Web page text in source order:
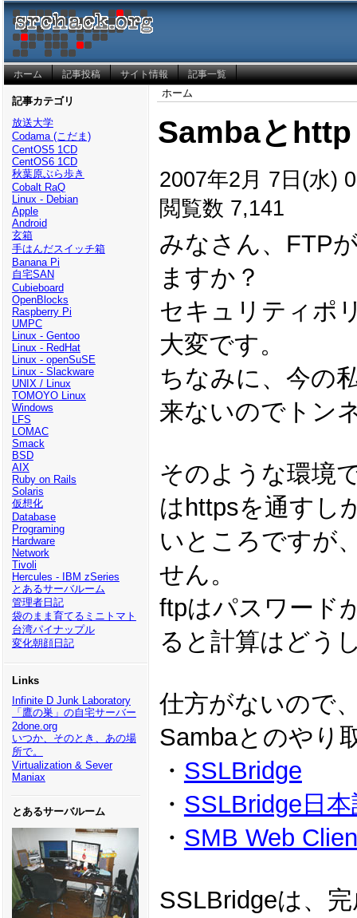
ホーム 記事投稿 サイト情報 記事一覧
記事カテゴリ
放送大学
Codama (こだま)
CentOS5 1CD
CentOS6 1CD
秋葉原ぶら歩き
Cobalt RaQ
Linux - Debian
Apple
Android
玄箱
手はんだスイッチ箱
Banana Pi
自宅SAN
Cubieboard
OpenBlocks
Raspberry Pi
UMPC
Linux - Gentoo
Linux - RedHat
Linux - openSuSE
Linux - Slackware
UNIX / Linux
TOMOYO Linux
Windows
LFS
LOMAC
Smack
BSD
AIX
Ruby on Rails
Solaris
仮想化
Database
Programing
Hardware
Network
Tivoli
Hercules - IBM zSeries
とあるサーバルーム
管理者日記
袋のまま育てるミニトマト
台湾パイナップル
変化朝顔日記
Links
Infinite D Junk Laboratory
「鷹の巣」の自宅サーバー
2done.org
いつか、そのとき、あの場
所で。
Virtualization & Sever
Maniax
とあるサーバルーム
ホーム
Sambaとhttp
2007年2月 7日(水)
閲覧数 7,141
みなさん、FTP
ますか？
セキュリティポ
大変です。
ちなみに、今の
来ないのでトン
そのような環境
はhttpsを通すし
いところですが
せん。
ftpはパスワード
ると計算はどう
仕方がないので
Sambaとのやり
・ SSLBridge
・ SSLBridge日
・ SMB Web
SSLBridgeは、